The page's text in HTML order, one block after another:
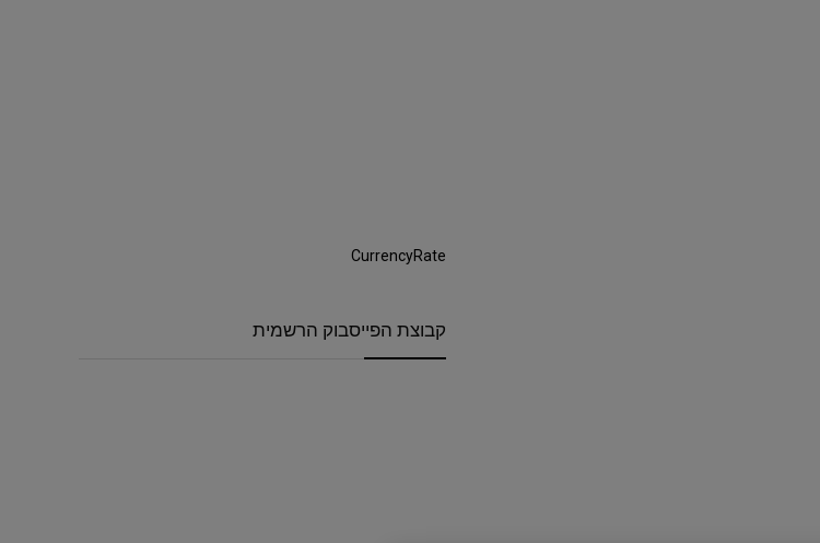
CurrencyRate
קבוצת הפייסבוק הרשמית